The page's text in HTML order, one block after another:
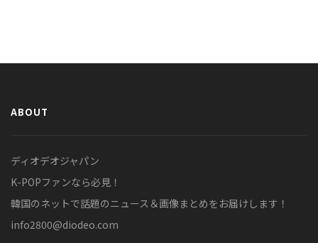
ABOUT
ディオデオジャパン
K-POPファンなら必見！
韓国のネットで話題のニュース＆画像まとめをお届けします！
info2800@diodeo.com